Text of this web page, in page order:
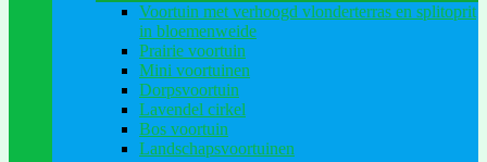
Voortuin met verhoogd vlonderterras en splitoprit
in bloemenweide
Prairie voortuin
Mini voortuinen
Dorpsvoortuin
Lavendel cirkel
Bos voortuin
Landschapsvoortuinen